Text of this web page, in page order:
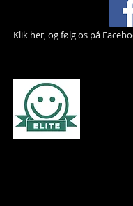
Klik her, og følg os på